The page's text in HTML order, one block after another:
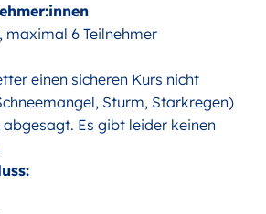
maximal 6 Teilnehmer
einen sicheren Kurs nicht
Sturm, Starkregen)
Es gibt leider keinen